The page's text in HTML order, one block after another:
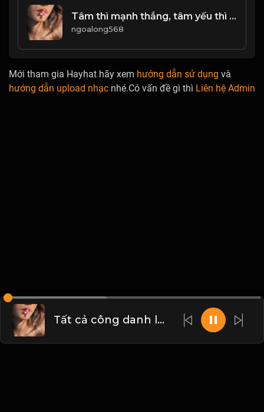
Tâm thì mạnh thắng, tâm yếu thì đánh! Đạo
ngoalong568
Mới tham gia Hayhat hãy xem hướng dẫn sử dụng và
hướng dẫn upload nhạc nhé.Có vấn đề gì thì Liên hệ Admin
Tất cả công danh lợi lộc đều là hư ảo! & Đạo